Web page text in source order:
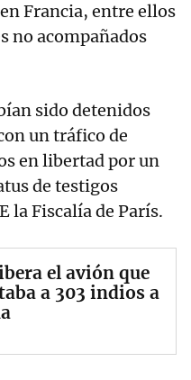
Francia, entre ellos
no acompañados
sido detenidos
un tráfico de
en libertad por un
de testigos
la Fiscalía de París.
el avión que
a 303 indios a